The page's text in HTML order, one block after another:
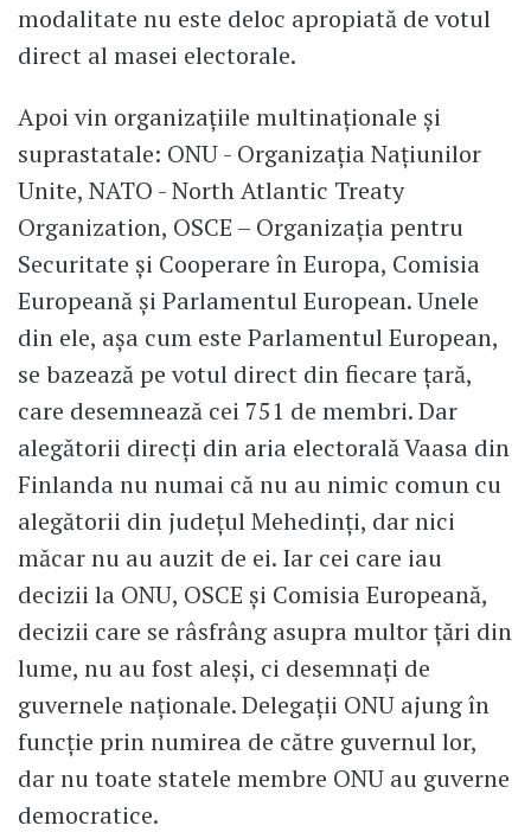
modalitate nu este deloc apropiată de votul
direct al masei electorale.
Apoi vin organizaţiile multinaţionale şi
suprastatale: ONU - Organizaţia Naţiunilor
Unite, NATO - North Atlantic Treaty
Organization, OSCE – Organizaţia pentru
Securitate şi Cooperare în Europa, Comisia
Europeană şi Parlamentul European. Unele
din ele, aşa cum este Parlamentul European,
se bazează pe votul direct din fiecare ţară,
care desemnează cei 751 de membri. Dar
alegătorii direcţi din aria electorală Vaasa din
Finlanda nu numai că nu au nimic comun cu
alegătorii din judeţul Mehedinţi, dar nici
măcar nu au auzit de ei. Iar cei care iau
decizii la ONU, OSCE şi Comisia Europeană,
decizii care se râsfrâng asupra multor ţări din
lume, nu au fost aleşi, ci desemnaţi de
guvernele naţionale. Delegaţii ONU ajung în
funcţie prin numirea de către guvernul lor,
dar nu toate statele membre ONU au guverne
democratice.